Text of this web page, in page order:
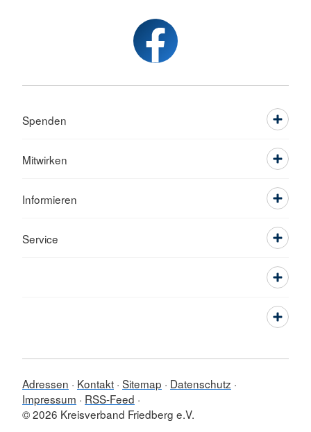
Spenden
Mitwirken
Informieren
Service
Adressen Kontakt Sitemap
Datenschutz
Impressum
RSS-Feed
© 2026 Kreisverband Friedberg e.V.